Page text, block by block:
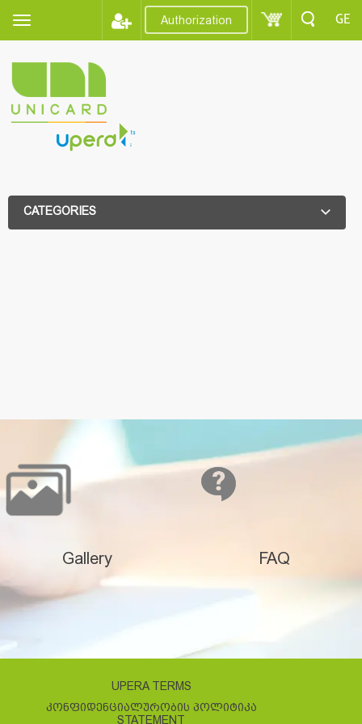
Authorization GE
CATEGORIES
Gallery FAQ
UPERA TERMS
ᲙᲝᲜᲤᲘᲓᲔᲜᲪᲘᲐᲚᲣᲠᲝᲑᲘᲡ ᲞᲝᲚᲘᲢᲘᲙᲐ
STATEMENT